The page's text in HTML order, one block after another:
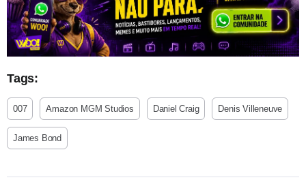
Tags:
007 Amazon MGM Studios Daniel Craig Denis Villeneuve
James Bond